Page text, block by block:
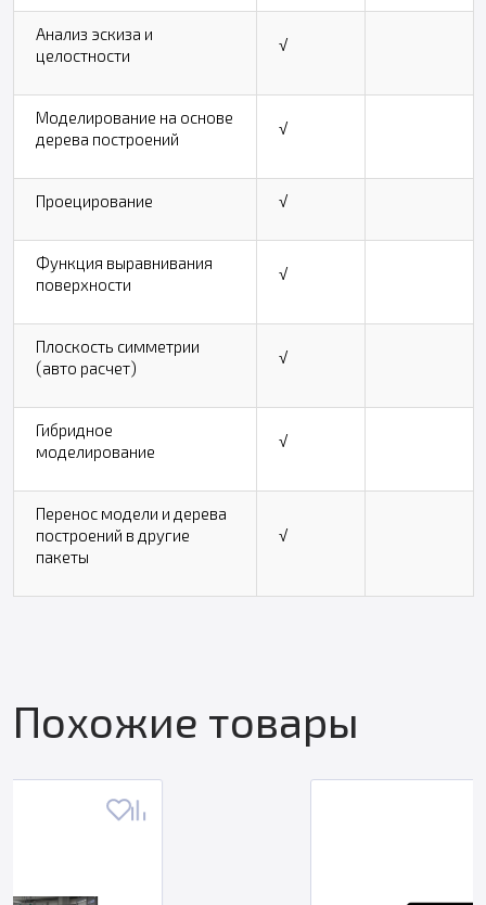
Анализ эскиза и
целостности
√
Моделирование на основе
дерева построений
√
Проецирование √
Функция выравнивания
поверхности
√
Плоскость симметрии
(авто расчет)
√
Гибридное
моделирование
√
Перенос модели и дерева
построений в другие
пакеты
√
Похожие товары